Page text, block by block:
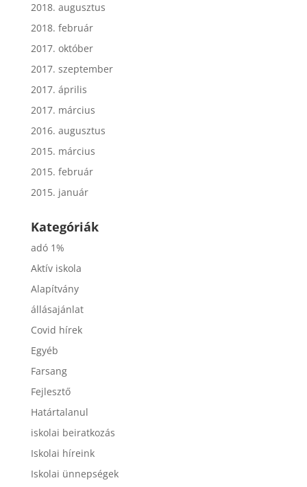
2018. augusztus
2018. február
2017. október
2017. szeptember
2017. április
2017. március
2016. augusztus
2015. március
2015. február
2015. január
Kategóriák
adó 1%
Aktív iskola
Alapítvány
állásajánlat
Covid hírek
Egyéb
Farsang
Fejlesztő
Határtalanul
iskolai beiratkozás
Iskolai híreink
Iskolai ünnepségek